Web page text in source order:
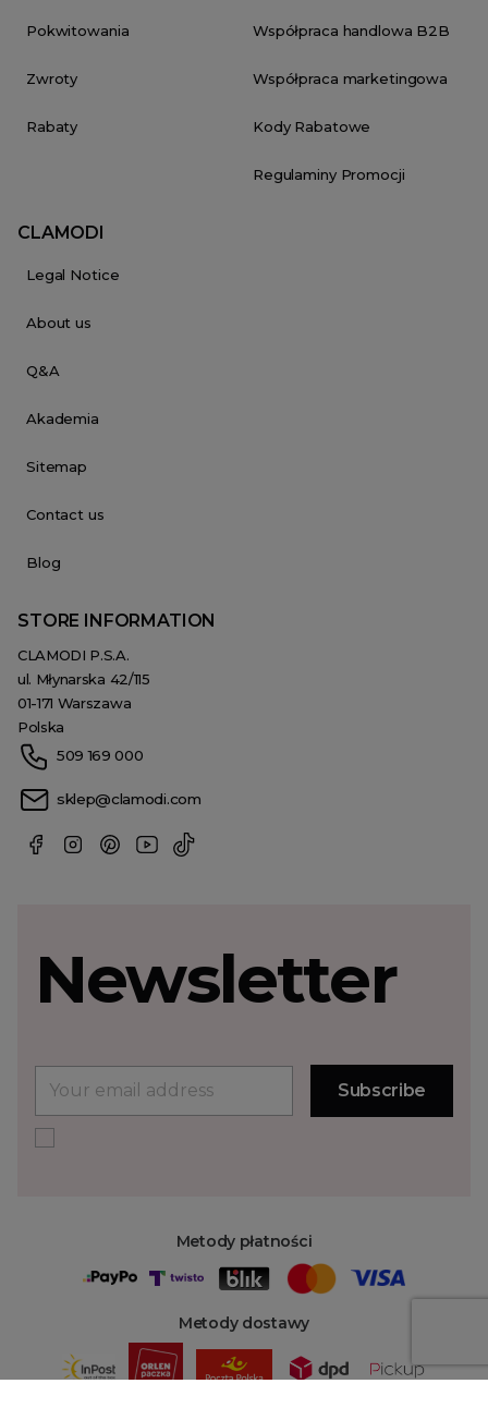
Pokwitowania
Zwroty
Rabaty
Współpraca handlowa B2B
Współpraca marketingowa
Kody Rabatowe
Regulaminy Promocji
CLAMODI
Legal Notice
About us
Q&A
Akademia
Sitemap
Contact us
Blog
STORE INFORMATION
CLAMODI P.S.A.
ul. Młynarska 42/115
01-171 Warszawa
Polska
509 169 000
sklep@clamodi.com
Metody płatności
Metody dostawy
Newsletter